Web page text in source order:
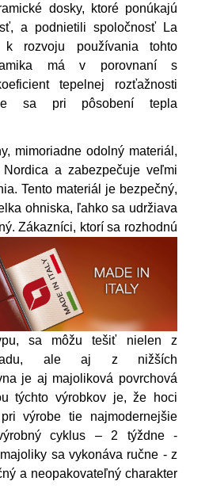
dosky, ktoré ponúkajú
a podnietili spoločnosť La
k rozvoju používania tohto
má v porovnaní s
tepelnej rozťažnosti
sa pri pôsobení tepla
mimoriadne odolný materiál,
a zabezpečuje veľmi
Tento materiál je bezpečný,
ohniska, ľahko sa udržiava
Zákazníci, ktorí sa rozhodnú
sa môžu tešiť nielen z
ale aj z nižších
je aj majoliková povrchová
týchto výrobkov je, že hoci
výrobe tie najmodernejšie
cyklus – 2 týždne -
sa vykonáva ručne - z
a neopakovateľný charakter